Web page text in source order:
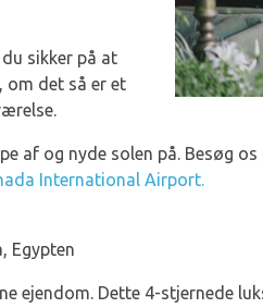
sikker på at
om det så er et
af og nyde solen på. Besøg os
International Airport.
Egypten
ejendom. Dette 4-stjernede